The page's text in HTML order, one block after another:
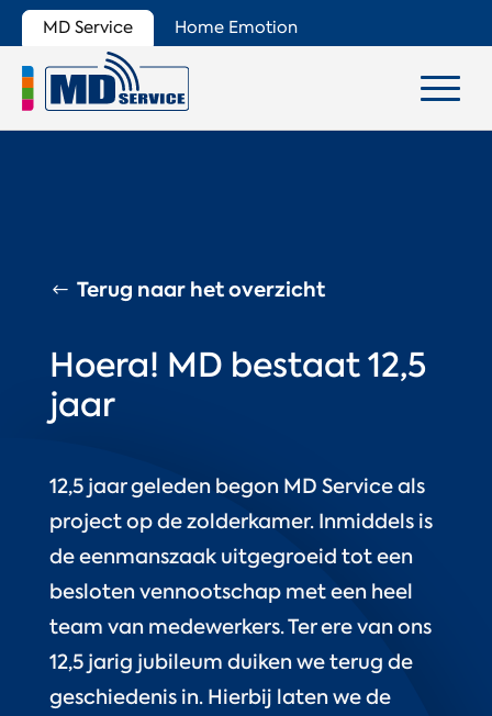
MD Service Home Emotion
Terug naar het overzicht
Hoera! MD bestaat 12,5
jaar
12,5 jaar geleden begon MD Service als
project op de zolderkamer. Inmiddels is
de eenmanszaak uitgegroeid tot een
besloten vennootschap met een heel
team van medewerkers. Ter ere van ons
12,5 jarig jubileum duiken we terug de
geschiedenis in. Hierbij laten we de